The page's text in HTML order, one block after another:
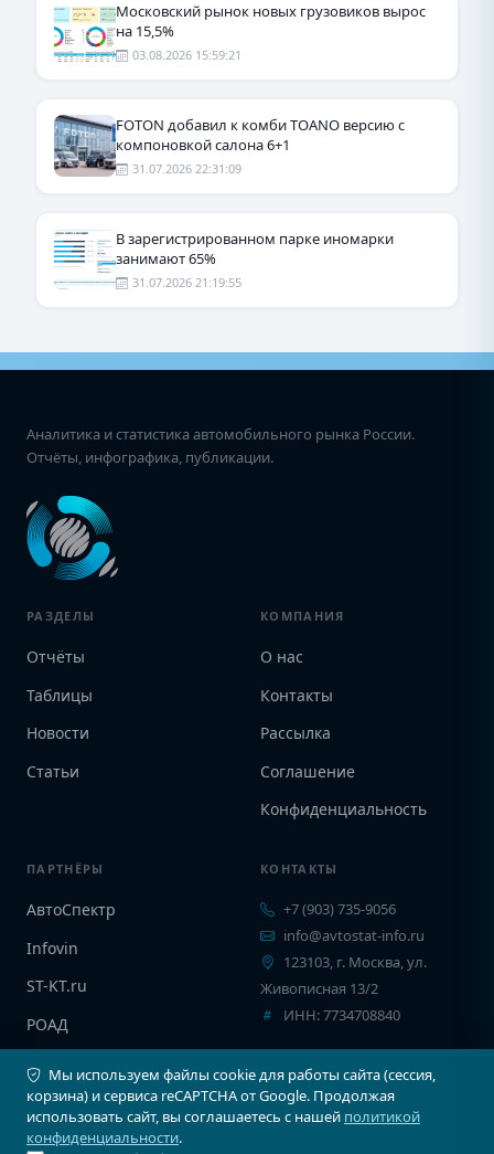
Московский рынок новых грузовиков вырос
на 15,5%
03.08.2026 15:59:21
FOTON добавил к комби TOANO версию с
компоновкой салона 6+1
31.07.2026 22:31:09
В зарегистрированном парке иномарки
занимают 65%
31.07.2026 21:19:55
Аналитика и статистика автомобильного рынка России.
Отчёты, инфографика, публикации.
РАЗДЕЛЫ
Отчёты
Таблицы
Новости
Статьи
КОМПАНИЯ
О нас
Контакты
Рассылка
Соглашение
Конфиденциальность
ПАРТНЁРЫ
АвтоСпектр
Infovin
ST-KT.ru
РОАД
КОНТАКТЫ
+7 (903) 735-9056
info@avtostat-info.ru
123103, г. Москва, ул.
Живописная 13/2
ИНН: 7734708840
Мы используем файлы cookie для работы сайта (сессия,
корзина) и сервиса reCAPTCHA от Google. Продолжая
использовать сайт, вы соглашаетесь с нашей политикой
конфиденциальности.